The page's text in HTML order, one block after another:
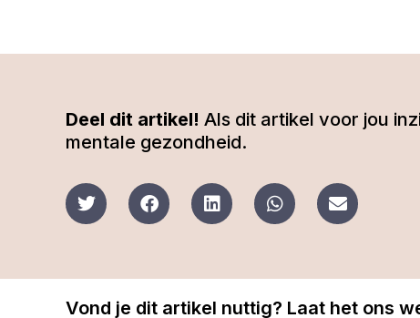
Deel dit artikel! Als dit artikel voor jou
mentale gezondheid.
Vond je dit artikel nuttig? Laat het ons